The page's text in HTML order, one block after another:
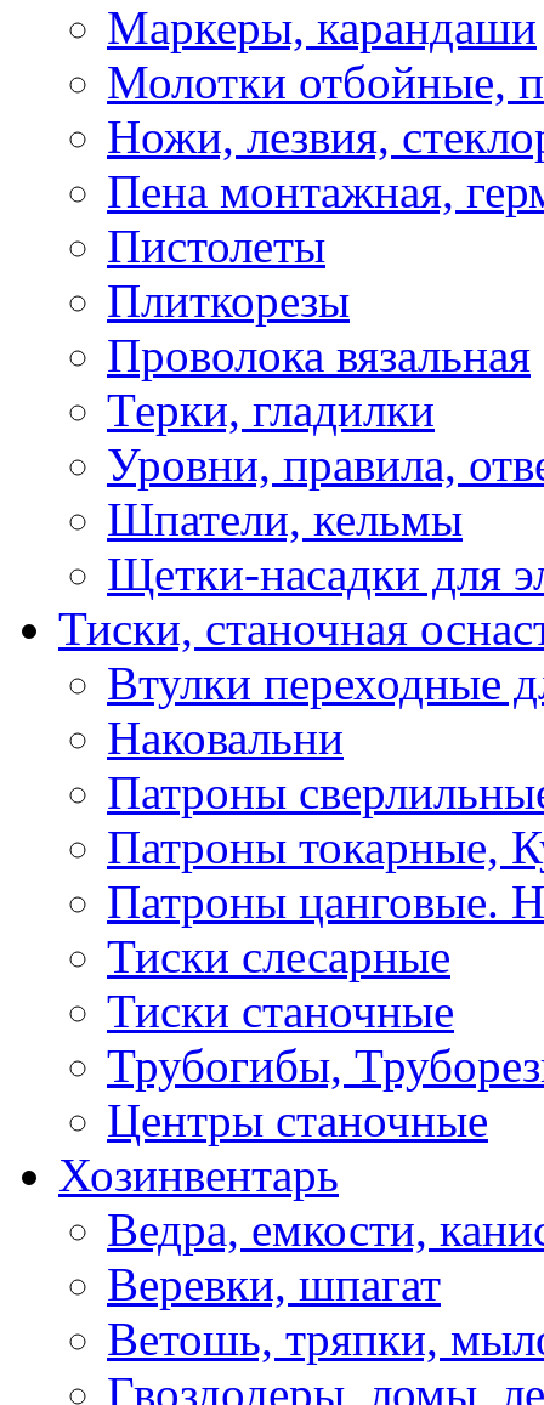
Маркеры, карандаши
Молотки отбойные,
Ножи, лезвия,
Пена монтажная,
Пистолеты
Плиткорезы
Проволока вязальная
Терки, гладилки
Уровни, правила,
Шпатели, кельмы
Щетки-насадки для
Тиски, станочная
Втулки переходные
Наковальни
Патроны
Патроны токарные,
Патроны цанговые.
Тиски слесарные
Тиски станочные
Трубогибы,
Центры станочные
Хозинвентарь
Ведра, емкости,
Веревки, шпагат
Ветошь, тряпки,
Гвоздодеры, ломы,